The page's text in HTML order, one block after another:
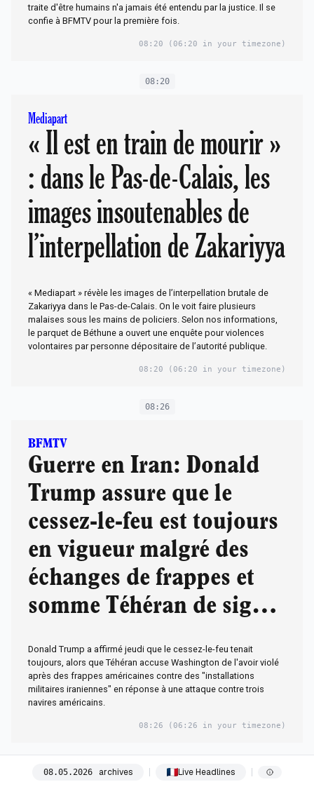
traite d'être humains n'a jamais été entendu par la justice. Il se
confie à BFMTV pour la première fois.
08:20 (06:20 in your timezone)
08:20
Mediapart
« Il est en train de mourir »
: dans le Pas-de-Calais, les
images insoutenables de
l’interpellation de Zakariyya
« Mediapart » révèle les images de l’interpellation brutale de
Zakariyya dans le Pas-de-Calais. On le voit faire plusieurs
malaises sous les mains de policiers. Selon nos informations,
le parquet de Béthune a ouvert une enquête pour violences
volontaires par personne dépositaire de l’autorité publique.
08:20 (06:20 in your timezone)
08:26
BFMTV
Guerre en Iran: Donald
Trump assure que le
cessez-le-feu est toujours
en vigueur malgré des
échanges de frappes et
somme Téhéran de signer
Donald Trump a affirmé jeudi que le cessez-le-feu tenait
toujours, alors que Téhéran accuse Washington de l'avoir violé
après des frappes américaines contre des "installations
militaires iraniennes" en réponse à une attaque contre trois
navires américains.
08:26 (06:26 in your timezone)
08.05.2026 archives Live Headlines